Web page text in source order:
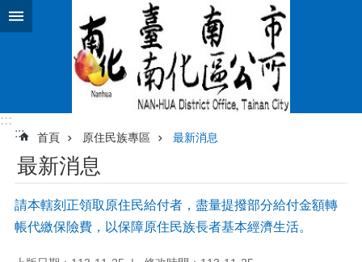
跳到主要內容區塊
:::
:::
首頁 原住民族專區 最新消息
最新消息
請本轄刻正領取原住民給付者，盡量提撥部分給付金額轉
帳代繳保險費，以保障原住民族長者基本經濟生活。